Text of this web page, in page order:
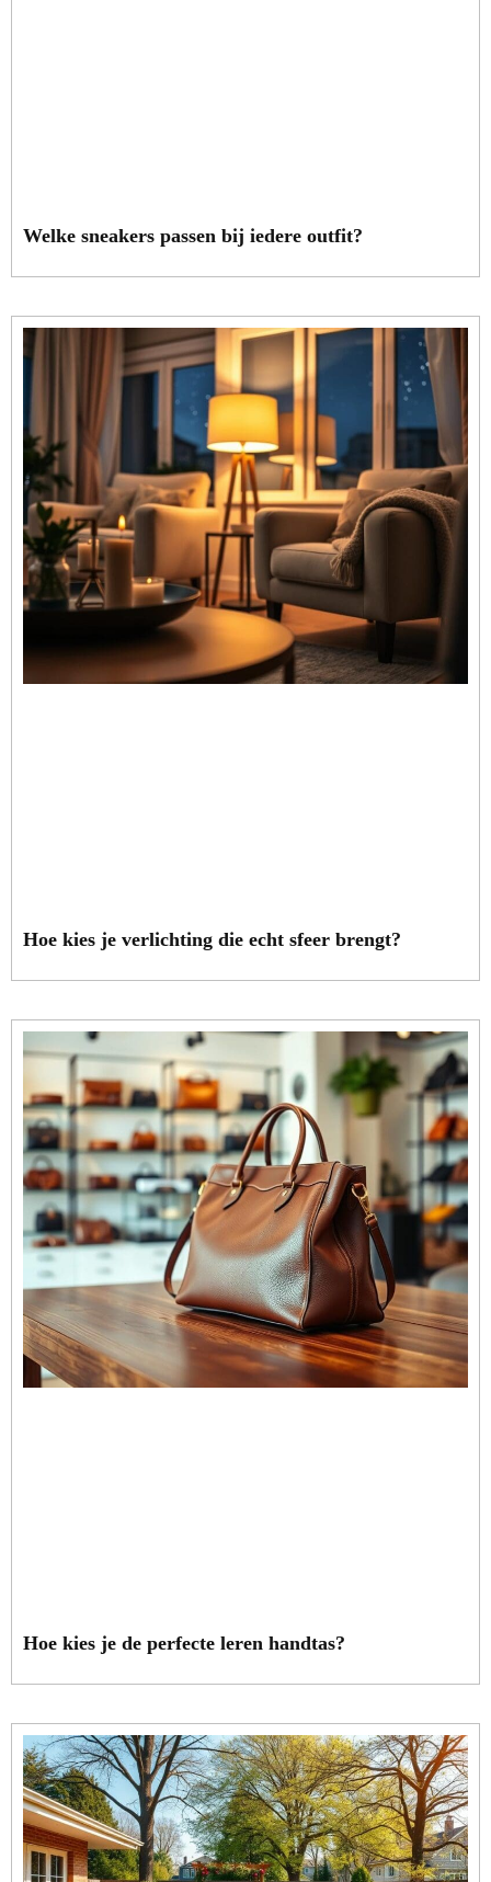
Welke sneakers passen bij iedere outfit?
Hoe kies je verlichting die echt sfeer brengt?
Hoe kies je de perfecte leren handtas?